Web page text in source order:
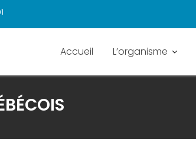
Accueil L’organisme